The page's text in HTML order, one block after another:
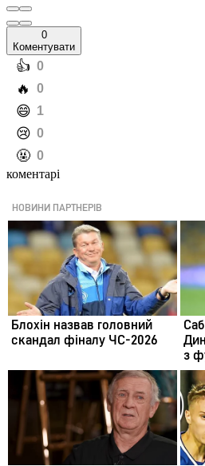
0
Коментувати
️👍 0
️🔥 0
️😄 1
️😢 0
️🤬 0
коментарі